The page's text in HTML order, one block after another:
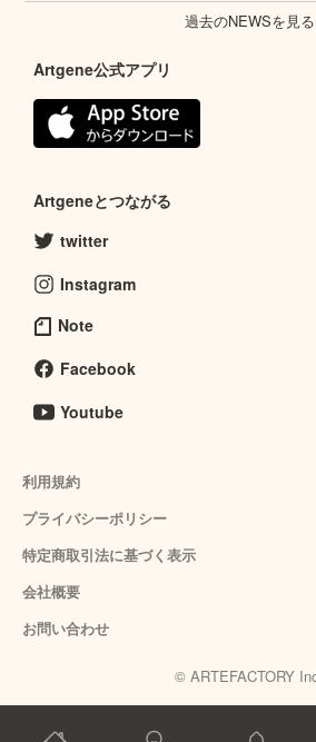
過去のNEWSを見る
Artgene公式アプリ
Artgeneとつながる
twitter
Instagram
Note
Facebook
Youtube
利用規約
プライバシーポリシー
特定商取引法に基づく表示
会社概要
お問い合わせ
© ARTEFACTORY